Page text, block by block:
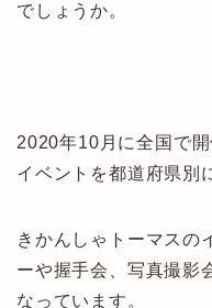
でしょうか。
2020年10月に全国で
イベントを都道府県別
きかんしゃトーマスの
ーや握手会、写真撮影
なっています。